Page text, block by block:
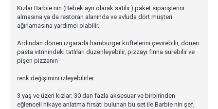
Kızlar Barbie nin (Bebek ayrı olarak satılır.) paket siparişlerini
almasına ya da restoran alanında ve avluda dört müşteri
ağırlamasına yardımcı olabilir.
Ardından dönen ızgarada hamburger köftelerini çevirebilir, dönen
pasta vitrinindeki tatlıları düzenleyebilir, pizzayı fırına sürebilir ve
pişen pizzanın
renk değişimini izleyebilirler.
3 yaş ve üzeri kızlar; 30 dan fazla aksesuar ve birbirinden
eğlenceli hikaye anlatma fırsatı bulunan bu set ile Barbie nin şef,